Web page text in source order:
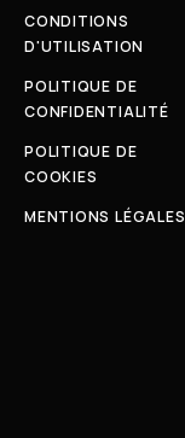
CONDITIONS
D'UTILISATION
POLITIQUE DE
CONFIDENTIALITÉ
POLITIQUE DE
COOKIES
MENTIONS LÉGALES